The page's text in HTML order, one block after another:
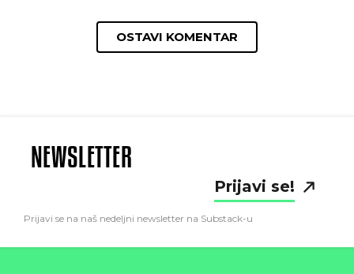
OSTAVI KOMENTAR
NEWSLETTER
Prijavi se!
Prijavi se na naš nedeljni newsletter na Substack-u